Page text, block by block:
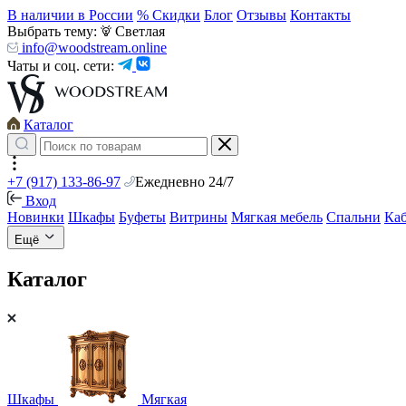
В наличии в России % Скидки Блог Отзывы Контакты
Выбрать тему:
Светлая
info@woodstream.online
Чаты и соц. сети:
Каталог
+7 (917) 133-86-97
Ежедневно 24/7
Вход
Новинки Шкафы Буфеты Витрины Мягкая мебель Спальни
Ещё
Каталог
Шкафы Мягкая